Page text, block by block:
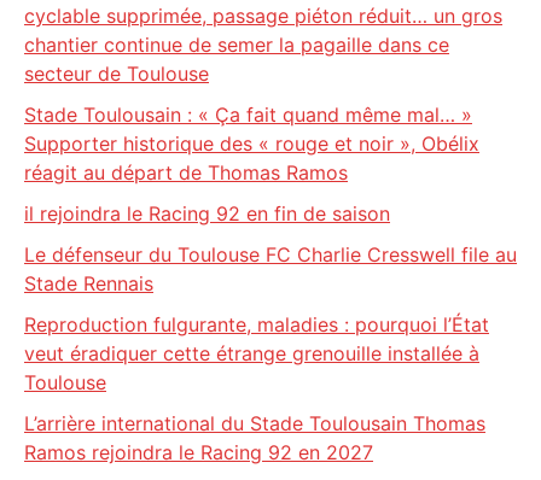
cyclable supprimée, passage piéton réduit… un gros
chantier continue de semer la pagaille dans ce
secteur de Toulouse
Stade Toulousain : « Ça fait quand même mal… »
Supporter historique des « rouge et noir », Obélix
réagit au départ de Thomas Ramos
il rejoindra le Racing 92 en fin de saison
Le défenseur du Toulouse FC Charlie Cresswell file au
Stade Rennais
Reproduction fulgurante, maladies : pourquoi l’État
veut éradiquer cette étrange grenouille installée à
Toulouse
L’arrière international du Stade Toulousain Thomas
Ramos rejoindra le Racing 92 en 2027